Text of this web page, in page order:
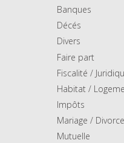
Banques
Décés
Divers
Faire part
Fiscalité /
Habitat /
Impôts
Mariage / Divorce
Mutuelle